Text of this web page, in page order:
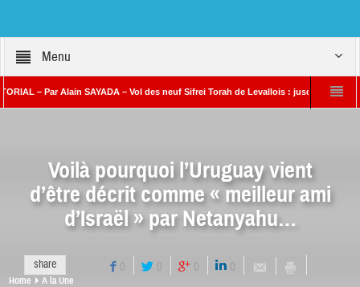
Menu
– Par Alain SAYADA – Vol des neuf Sifrei Torah de Levallois : jusqu’à quand le
Voilà pourquoi l’Uruguay vient
d’être décrit comme « meilleur ami
d’Israël » par Netanyahu…
share 0 0 0 0
Home A la Une